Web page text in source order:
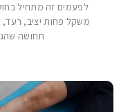
לפעמים זה מתחיל
משקל פחות יציב, רעד,
תחושה